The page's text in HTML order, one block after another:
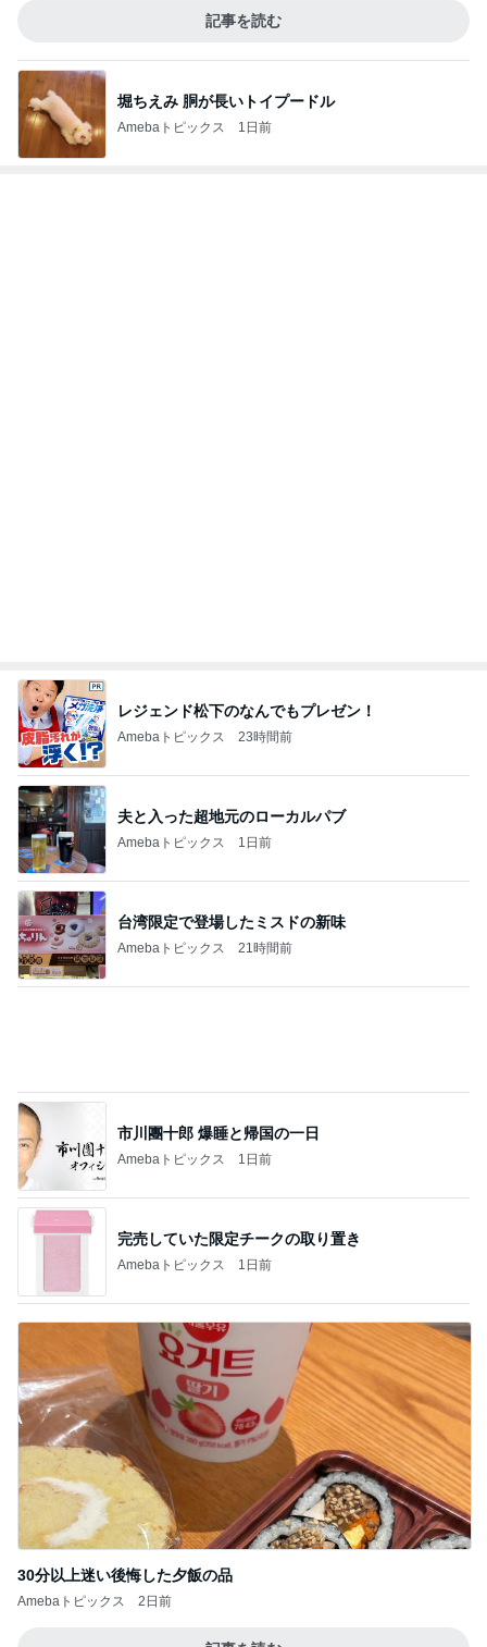
記事を読む
堀ちえみ 胴が長いトイプードル
Amebaトピックス 1日前
レジェンド松下のなんでもプレゼン！
Amebaトピックス 23時間前
夫と入った超地元のローカルパブ
Amebaトピックス 1日前
台湾限定で登場したミスドの新味
Amebaトピックス 21時間前
市川團十郎 爆睡と帰国の一日
Amebaトピックス 1日前
完売していた限定チークの取り置き
Amebaトピックス 1日前
30分以上迷い後悔した夕飯の品
Amebaトピックス 2日前